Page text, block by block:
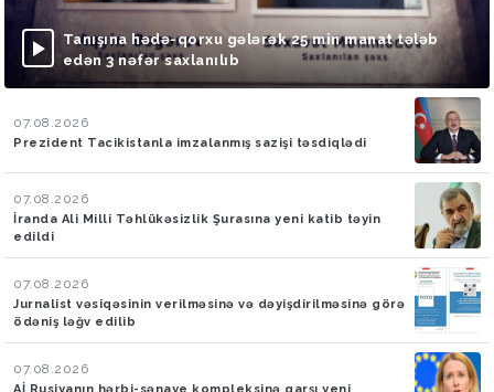
Tanışına hədə-qorxu gələrək 25 min manat tələb
edən 3 nəfər saxlanılıb
07.08.2026
Prezident Tacikistanla imzalanmış sazişi təsdiqlədi
07.08.2026
İranda Ali Milli Təhlükəsizlik Şurasına yeni katib təyin
edildi
07.08.2026
Jurnalist vəsiqəsinin verilməsinə və dəyişdirilməsinə görə
ödəniş ləğv edilib
07.08.2026